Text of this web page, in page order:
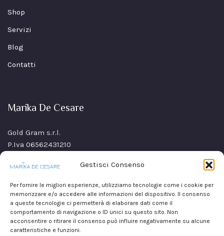
Gestisci Consenso
Per fornire le migliori esperienze, utilizziamo tecnologie come i cookie per
memorizzare e/o accedere alle informazioni del dispositivo. Il consenso
a queste tecnologie ci permetterà di elaborare dati come il
comportamento di navigazione o ID unici su questo sito. Non
acconsentire o ritirare il consenso può influire negativamente su alcune
caratteristiche e funzioni.
Shop
Servizi
Blog
Contatti
Marika De Cesare
Gold Gram s.r.l.
P.Iva 06562431210
80021 Afragola(NA)